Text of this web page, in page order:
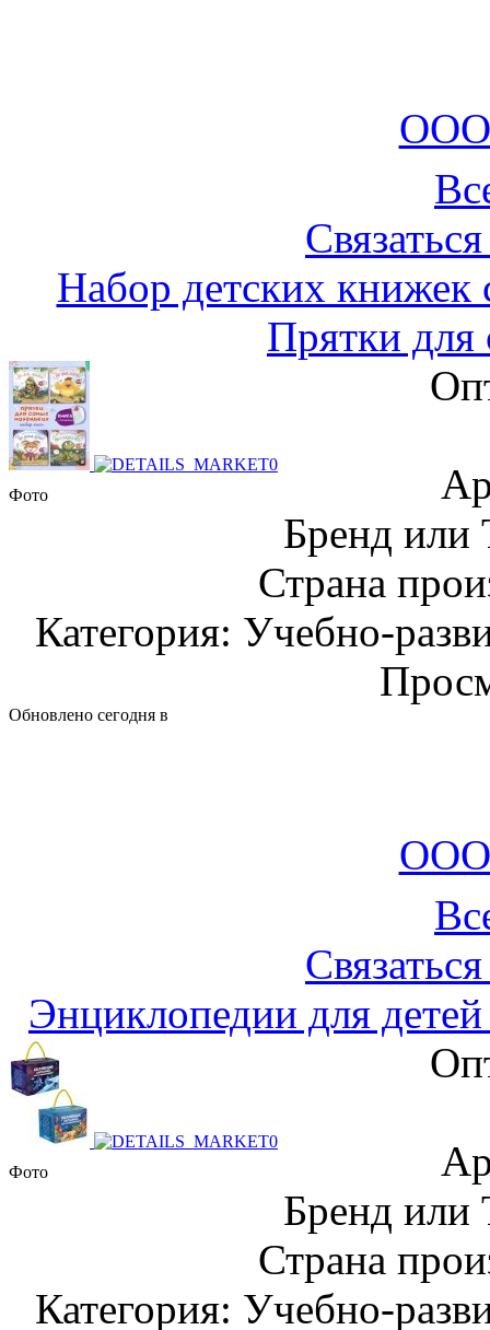
ООО
Набор детских
Прятки для
Фото
Бренд или
Страна
Категория: Учебно-
Обновлено сегодня в
ООО
Энциклопедии для
Фото
Бренд или
Страна
Категория: Учебно-